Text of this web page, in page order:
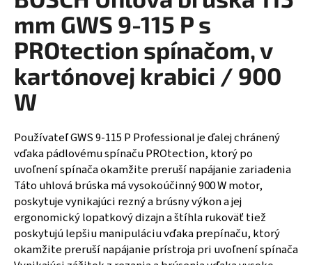
mm GWS 9-115 P s
PROtection spínačom, v
kartónovej krabici / 900
W
Používateľ GWS 9-115 P Professional je ďalej chránený
vďaka pádlovému spínaču PROtection, ktorý po
uvoľnení spínača okamžite preruší napájanie zariadenia
Táto uhlová brúska má vysokoúčinný 900 W motor,
poskytuje vynikajúci rezný a brúsny výkon a jej
ergonomický lopatkový dizajn a štíhla rukoväť tiež
poskytujú lepšiu manipuláciu vďaka prepínaču, ktorý
okamžite preruší napájanie prístroja pri uvoľnení spínača
á
j
s
ť
?
HĽADAŤ